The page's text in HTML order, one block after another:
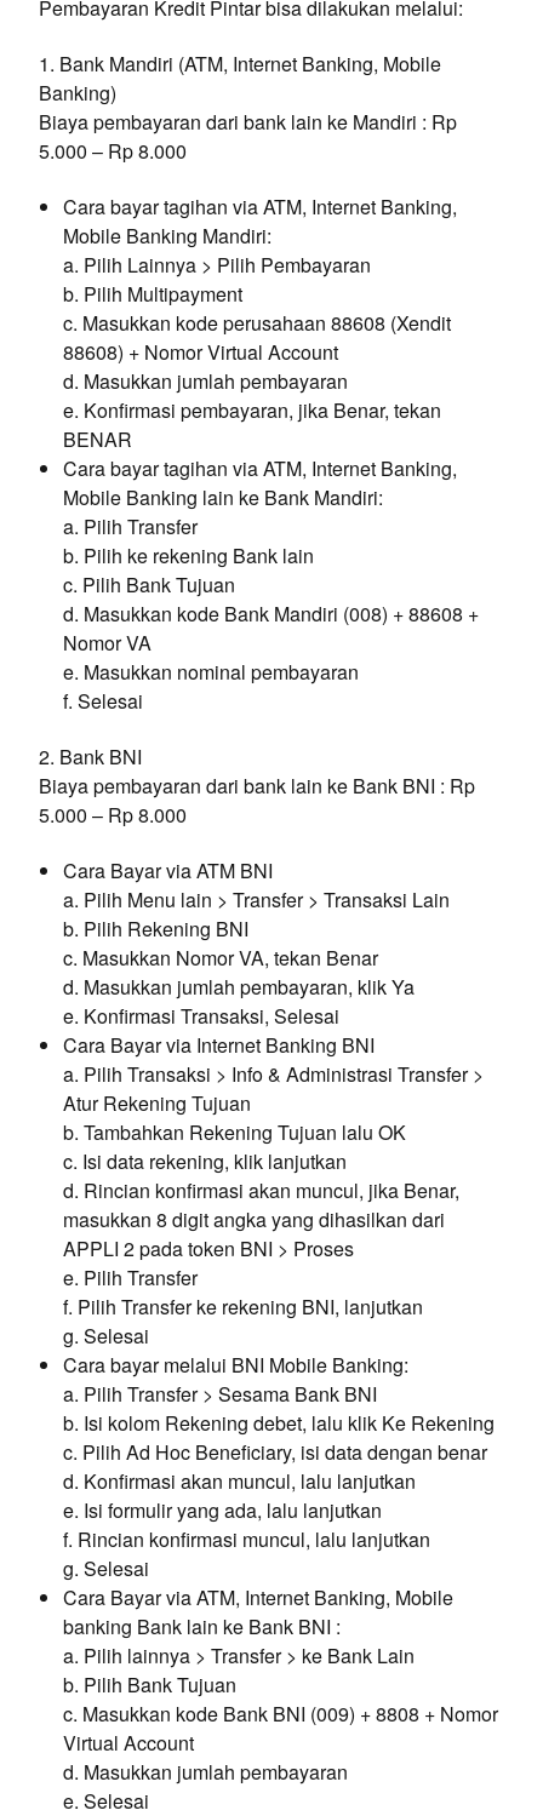
Pembayaran Kredit Pintar bisa dilakukan melalui:
1. Bank Mandiri (ATM, Internet Banking, Mobile
Banking)
Biaya pembayaran dari bank lain ke Mandiri : Rp
5.000 – Rp 8.000
Cara bayar tagihan via ATM, Internet Banking,
Mobile Banking Mandiri:
a. Pilih Lainnya > Pilih Pembayaran
b. Pilih Multipayment
c. Masukkan kode perusahaan 88608 (Xendit
88608) + Nomor Virtual Account
d. Masukkan jumlah pembayaran
e. Konfirmasi pembayaran, jika Benar, tekan
BENAR
Cara bayar tagihan via ATM, Internet Banking,
Mobile Banking lain ke Bank Mandiri:
a. Pilih Transfer
b. Pilih ke rekening Bank lain
c. Pilih Bank Tujuan
d. Masukkan kode Bank Mandiri (008) + 88608 +
Nomor VA
e. Masukkan nominal pembayaran
f. Selesai
2. Bank BNI
Biaya pembayaran dari bank lain ke Bank BNI : Rp
5.000 – Rp 8.000
Cara Bayar via ATM BNI
a. Pilih Menu lain > Transfer > Transaksi Lain
b. Pilih Rekening BNI
c. Masukkan Nomor VA, tekan Benar
d. Masukkan jumlah pembayaran, klik Ya
e. Konfirmasi Transaksi, Selesai
Cara Bayar via Internet Banking BNI
a. Pilih Transaksi > Info & Administrasi Transfer >
Atur Rekening Tujuan
b. Tambahkan Rekening Tujuan lalu OK
c. Isi data rekening, klik lanjutkan
d. Rincian konfirmasi akan muncul, jika Benar,
masukkan 8 digit angka yang dihasilkan dari
APPLI 2 pada token BNI > Proses
e. Pilih Transfer
f. Pilih Transfer ke rekening BNI, lanjutkan
g. Selesai
Cara bayar melalui BNI Mobile Banking:
a. Pilih Transfer > Sesama Bank BNI
b. Isi kolom Rekening debet, lalu klik Ke Rekening
c. Pilih Ad Hoc Beneficiary, isi data dengan benar
d. Konfirmasi akan muncul, lalu lanjutkan
e. Isi formulir yang ada, lalu lanjutkan
f. Rincian konfirmasi muncul, lalu lanjutkan
g. Selesai
Cara Bayar via ATM, Internet Banking, Mobile
banking Bank lain ke Bank BNI :
a. Pilih lainnya > Transfer > ke Bank Lain
b. Pilih Bank Tujuan
c. Masukkan kode Bank BNI (009) + 8808 + Nomor
Virtual Account
d. Masukkan jumlah pembayaran
e. Selesai